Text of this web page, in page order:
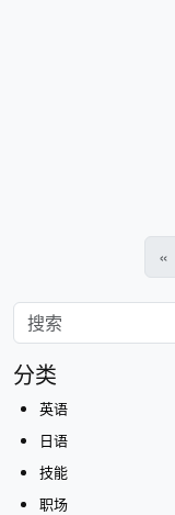
«
分类
英语
日语
技能
职场